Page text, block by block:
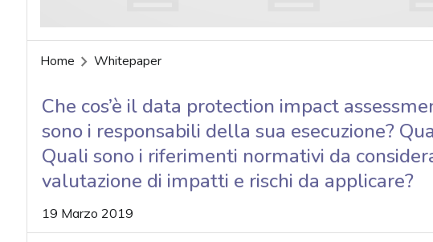
Home Whitepaper
Che cos’è il data protection impact
sono i responsabili della sua esecuzione?
Quali sono i riferimenti normativi da
valutazione di impatti e rischi da applicare?
19 Marzo 2019